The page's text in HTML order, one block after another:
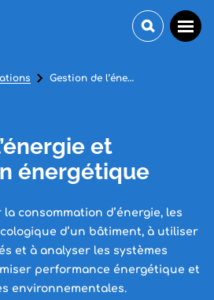
et
énergétique
consommation d’énergie, les
d’un bâtiment, à utiliser
et à analyser les systèmes
performance énergétique et
environnementales.
Gestion de l’énergie et modélisation énergétique